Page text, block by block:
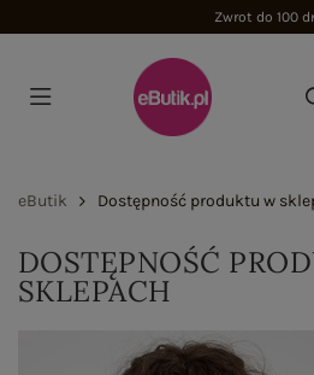
Zwrot do 100
eButik Dostępność produktu w
DOSTĘPNOŚĆ
SKLEPACH